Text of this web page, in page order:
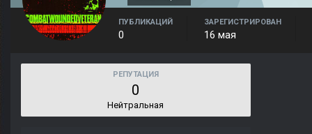
ПУБЛИКАЦИЙ
0
ЗАРЕГИСТРИРОВАН
16 мая
РЕПУТАЦИЯ
0
Нейтральная